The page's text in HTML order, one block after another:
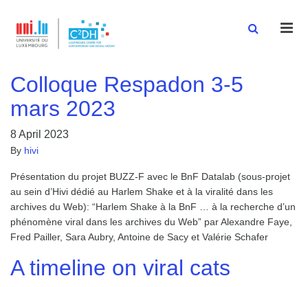
Colloque Respadon 3-5
mars 2023
8 April 2023
By hivi
Présentation du projet BUZZ-F avec le BnF Datalab (sous-projet
au sein d’Hivi dédié au Harlem Shake et à la viralité dans les
archives du Web): “Harlem Shake à la BnF … à la recherche d’un
phénomène viral dans les archives du Web” par Alexandre Faye,
Fred Pailler, Sara Aubry, Antoine de Sacy et Valérie Schafer
A timeline on viral cats